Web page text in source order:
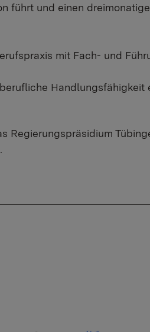
führt und einen
mit Fach- und
Handlungsfähigkeit
Regierungspräsidium